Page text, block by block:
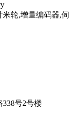
米轮,增量编码器,伺
号2号楼